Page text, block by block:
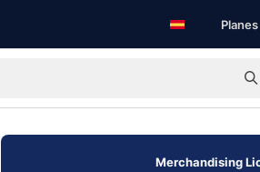
Merchandising